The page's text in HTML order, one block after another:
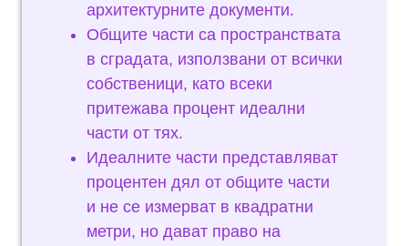
архитектурните документи.
Общите части са пространствата
в сградата, използвани от всички
собственици, като всеки
притежава процент идеални
части от тях.
Идеалните части представляват
процентен дял от общите части
и не се измерват в квадратни
метри, но дават право на